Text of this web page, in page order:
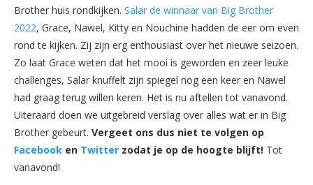
Brother huis rondkijken. Salar de winnaar van Big Brother
2022, Grace, Nawel, Kitty en Nouchine hadden de eer om even
rond te kijken. Zij zijn erg enthousiast over het nieuwe seizoen.
Zo laat Grace weten dat het mooi is geworden en zeer leuke
challenges, Salar knuffelt zijn spiegel nog een keer en Nawel
had graag terug willen keren. Het is nu aftellen tot vanavond.
Uiteraard doen we uitgebreid verslag over alles wat er in Big
Brother gebeurt. Vergeet ons dus niet te volgen op
Facebook en Twitter zodat je op de hoogte blijft! Tot
vanavond!